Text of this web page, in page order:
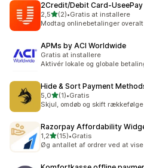
2Credit/Debit Card‑UseePay
2,5ud af 5 stjerner
(2)
2 anmeldelser i alt
•Gratis at installere
Modtag onlinebetalinger
APMs by ACI Worldwide
Gratis at installere
Aktivér lokale og globale
Hide & Sort Payment
5,0ud af 5 stjerner
(1)
1 anmeldelser i alt
•Gratis
Skjul, omdøb og skift
Razorpay Affordability
1,2ud af 5 stjerner
(15)
15 anmeldelser i alt
•Gratis
Øg antallet af ordrer ved at